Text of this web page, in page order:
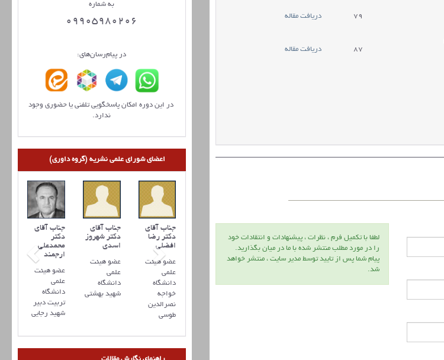
79
دریافت مقاله
87
دریافت مقاله
لطفا با تكميل فرم ، نظرات ، پيشنهادات و انتقادات خود
را در مورد مطلب منتشر شده با ما در ميان بگذاريد.
پيام شما پس از تاييد توسط مدير سايت ، منتشر خواهد
شد.
به شماره
09905980206
در پیام‌رسان‌های:
در این دوره امکان پاسخگویی تلفنی یا حضوری وجود
ندارد.
اعضای شورای علمی نشریه (گروه داوری)
جناب آقای
دکتر
محمدعلی
ارجمند
عضو هیئت
علمی
دانشگاه
تربیت دبیر
شهید رجایی
جناب آقای
دکتر شهروز
اسدی
عضو هیئت
علمی
دانشگاه
شهید بهشتی
جناب آقای
دکتر رضا
افضلي
عضو هیئت
علمی
دانشگاه
خواجه
نصرالدین
طوسی